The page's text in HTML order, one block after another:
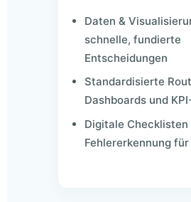
Daten &
schnelle, fundierte
Entscheidungen
Standardisierte
Dashboards und
Digitale Checklisten
Fehlererkennung